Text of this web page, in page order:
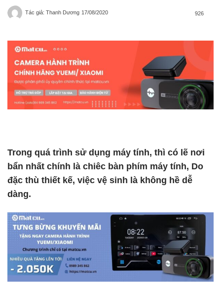
Tác giả: Thanh Dương 17/08/2020 926
Trong quá trình sử dụng máy tính, thì có lẽ nơi
bẩn nhất chính là chiêc bàn phím máy tính, Do
đặc thù thiết kế, việc vệ sinh là không hề dễ
dàng.